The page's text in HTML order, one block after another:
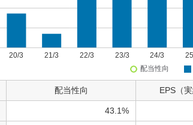
配当性向 EPS（
43.1%